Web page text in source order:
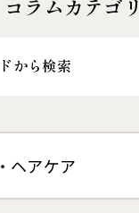
コラムカテゴリ
から検索
ヘアケア